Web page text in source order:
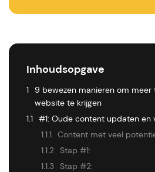
Inhoudsopgave
1
9 bewezen manieren om
website te krijgen
1.1 #1: Oude content updaten en
1.1.1
Content met veel
1.1.2 Stap #1:
1.1.3 Stap #2: